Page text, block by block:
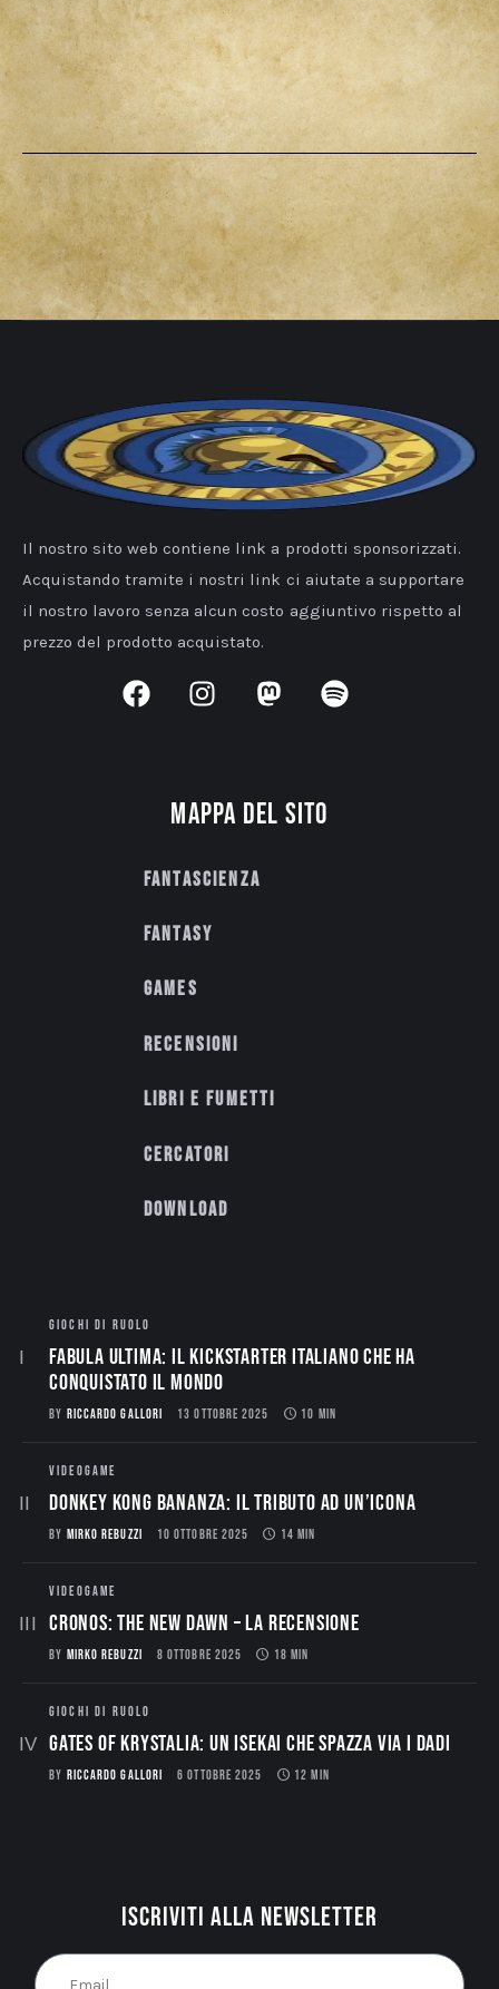
Il nostro sito web contiene link a prodotti sponsorizzati.
Acquistando tramite i nostri link ci aiutate a supportare
il nostro lavoro senza alcun costo aggiuntivo rispetto al
prezzo del prodotto acquistato.
Mappa del sito
Fantascienza
Fantasy
Games
Recensioni
Libri e fumetti
Cercatori
Download
GIOCHI DI RUOLO
Fabula Ultima: il Kickstarter italiano che ha
conquistato il mondo
BY RICCARDO GALLORI 13 OTTOBRE 2025 10 MIN
VIDEOGAME
Donkey Kong Bananza: Il Tributo ad un’Icona
BY MIRKO REBUZZI 10 OTTOBRE 2025 14 MIN
VIDEOGAME
CRONOS: THE NEW DAWN – La Recensione
BY MIRKO REBUZZI 8 OTTOBRE 2025 18 MIN
GIOCHI DI RUOLO
Gates of Krystalia: Un Isekai che spazza via i dadi
BY RICCARDO GALLORI 6 OTTOBRE 2025 12 MIN
Iscriviti alla newsletter